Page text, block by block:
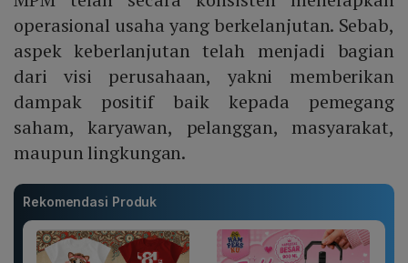
operasional usaha yang berkelanjutan. Sebab,
aspek keberlanjutan telah menjadi bagian
dari visi perusahaan, yakni memberikan
dampak positif baik kepada pemegang
saham, karyawan, pelanggan, masyarakat,
maupun lingkungan.
Rekomendasi Produk